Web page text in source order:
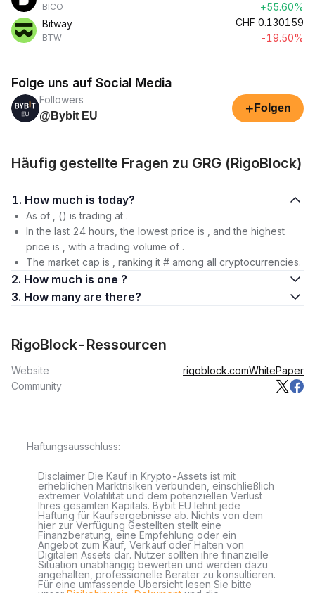
BICO
+55.60%
Bitway
BTW
CHF 0.130159
-19.50%
Folge uns auf Social Media
Followers
@Bybit EU
+ Folgen
Häufig gestellte Fragen zu GRG (RigoBlock)
1. How much is today?
As of , () is trading at .
In the last 24 hours, the lowest price is , and the highest
price is , with a trading volume of .
The market cap is , ranking it # among all cryptocurrencies.
2. How much is one ?
3. How many are there?
RigoBlock-Ressourcen
Website rigoblock.comWhitePaper
Community
Haftungsausschluss:
Disclaimer Die Kauf in Krypto-Assets ist mit
erheblichen Marktrisiken verbunden, einschließlich
extremer Volatilität und dem potenziellen Verlust
Ihres gesamten Kapitals. Bybit EU lehnt jede
Haftung für Kaufsergebnisse ab. Nichts von dem
hier zur Verfügung Gestellten stellt eine
Finanzberatung, eine Empfehlung oder ein
Angebot zum Kauf, Verkauf oder Halten von
Digitalen Assets dar. Nutzer sollten ihre finanzielle
Situation unabhängig bewerten und werden dazu
angehalten, professionelle Berater zu konsultieren.
Für eine umfassende Übersicht lesen Sie bitte